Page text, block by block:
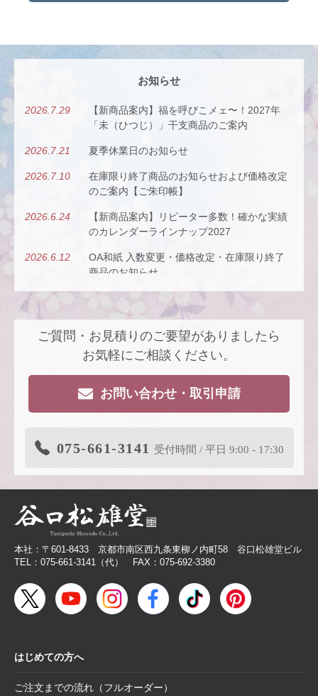
お知らせ
2026.7.29
【新商品案内】福を呼びこメェ〜！2027年
「未（ひつじ）」干支商品のご案内
2026.7.21 夏季休業日のお知らせ
2026.7.10
在庫限り終了商品のお知らせおよび価格改定
のご案内【ご朱印帳】
2026.6.24
【新商品案内】リピーター多数！確かな実績
のカレンダーラインナップ2027
2026.6.12
OA和紙 入数変更・価格改定・在庫限り終了
商品のお知らせ
2026.5.26
にのせて。
2026.4.22
【新商品案内】派手すぎないがちょうどい
い、風も色も透ける、和紙の扇子
2026.4.16 大型連休休業日のお知らせ
2026.3.11 商品リニューアルのご案内
2026.2.26
【無料提供】売場づくりを応援！訴求力を高
める専用POP
2026.2.19 【色紙】価格改定のお願い
2025.10.28
【新商品案内】色エンピツ作家 かわばたあき
こが描く、ワンダーランドへと誘うアートグ
ッズ〈メモボックス〉と〈ミニアートボック
2025.10.16
ご質問・お見積りのご要望がありましたら
お気軽にご相談ください。
お問い合わせ・取引申請
075-661-3141 受付時間 / 平日 9:00 - 17:30
本社：〒601-8433 京都市南区西九条東柳ノ内町58 谷口松雄堂ビル
TEL：075-661-3141（代） FAX：075-692-3380
はじめての方へ
ご注文までの流れ（フルオーダー）